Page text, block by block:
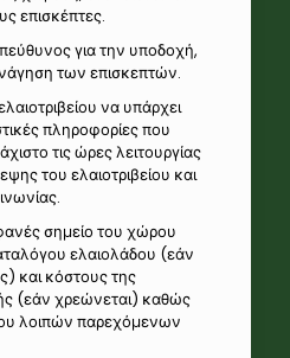
επισκέπτες.
για την υποδοχή,
των επισκεπτών.
να υπάρχει
πληροφορίες που
τις ώρες λειτουργίας
του ελαιοτριβείου και
σημείο του χώρου
ελαιολάδου (εάν
και κόστους της
(εάν χρεώνεται) καθώς
λοιπών παρεχόμενων